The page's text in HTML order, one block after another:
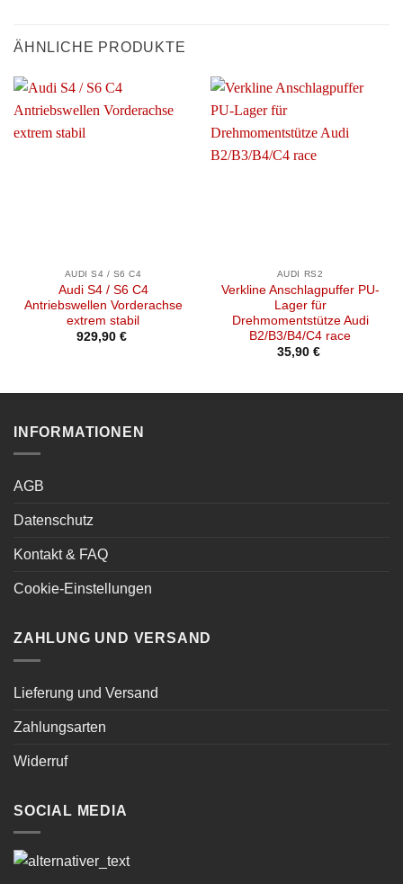
ÄHNLICHE PRODUKTE
AUDI S4 / S6 C4
Audi S4 / S6 C4
Antriebswellen Vorderachse
extrem stabil
929,90 €
AUDI RS2
Verkline Anschlagpuffer PU-
Lager für
Drehmomentstütze Audi
B2/B3/B4/C4 race
35,90 €
INFORMATIONEN
AGB
Datenschutz
Kontakt & FAQ
Cookie-Einstellungen
ZAHLUNG UND VERSAND
Lieferung und Versand
Zahlungsarten
Widerruf
SOCIAL MEDIA